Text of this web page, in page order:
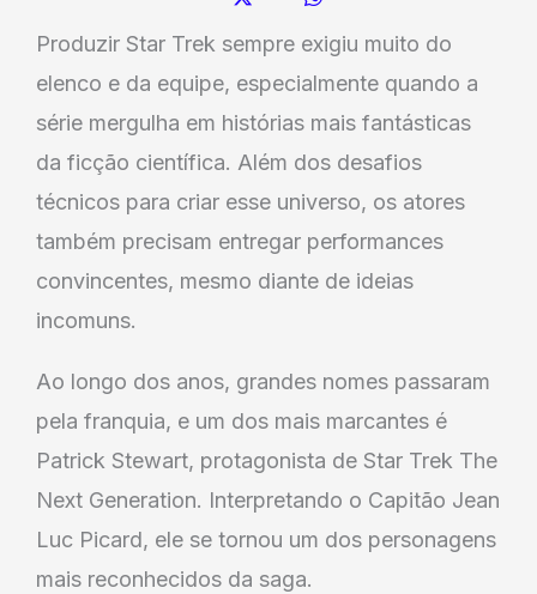
Produzir Star Trek sempre exigiu muito do
elenco e da equipe, especialmente quando a
série mergulha em histórias mais fantásticas
da ficção científica. Além dos desafios
técnicos para criar esse universo, os atores
também precisam entregar performances
convincentes, mesmo diante de ideias
incomuns.
Ao longo dos anos, grandes nomes passaram
pela franquia, e um dos mais marcantes é
Patrick Stewart, protagonista de Star Trek The
Next Generation. Interpretando o Capitão Jean
Luc Picard, ele se tornou um dos personagens
mais reconhecidos da saga.